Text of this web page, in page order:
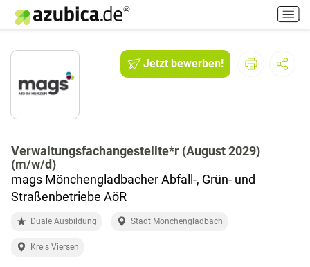
H
a
p
Jetzt bewerben!
Verwaltungsfachangestellte*r (August 2029)
(m/w/d)
mags Mönchengladbacher Abfall-, Grün- und
Straßenbetriebe AöR
Duale Ausbildung Stadt Mönchengladbach
Kreis Viersen